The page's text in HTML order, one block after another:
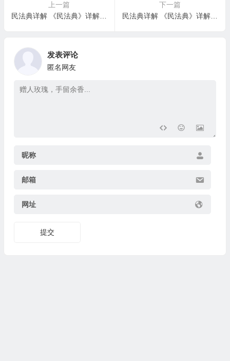
上一篇
民法典详解 《民法典》详解 – 第一百零二条：非法人组织
下一篇
民法典详解 《民法典》详解 – 第一百零四条：非法人组织承担无限责任
发表评论
匿名网友
昵称
邮箱
网址
提交